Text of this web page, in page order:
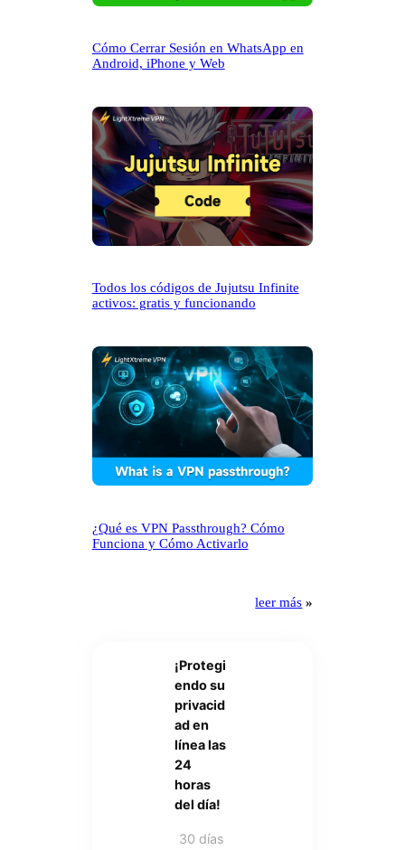
Cómo Cerrar Sesión en WhatsApp en
Android, iPhone y Web
Todos los códigos de Jujutsu Infinite
activos: gratis y funcionando
¿Qué es VPN Passthrough? Cómo
Funciona y Cómo Activarlo
leer más »
¡Protegi
endo su
privacid
ad en
línea las
24
horas
del día!
30 días